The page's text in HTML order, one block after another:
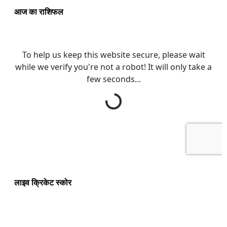
आज का राशिफल
लाइव क्रिकेट स्कोर